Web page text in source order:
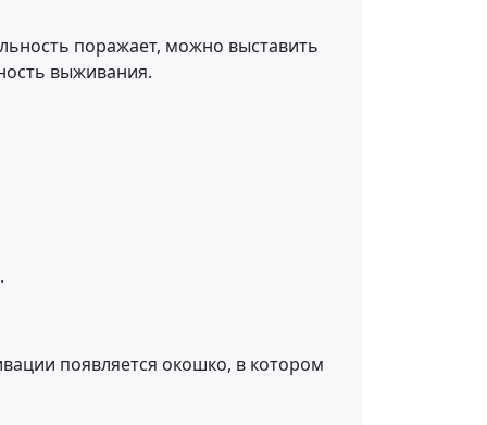
поражает, можно выставить
выживания.
появляется окошко, в котором